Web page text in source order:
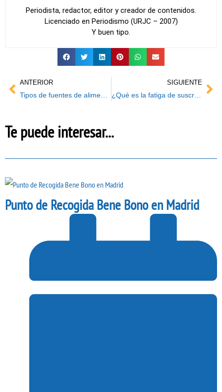
Periodista, redactor, editor y creador de contenidos.
Licenciado en Periodismo (URJC – 2007)
Y buen tipo.
AntANTERIOR SIGUIENTE
¿Qué es la fatiga de suscripción?
Te puede interesar...
Punto de Recogida Bene Bono en Madrid